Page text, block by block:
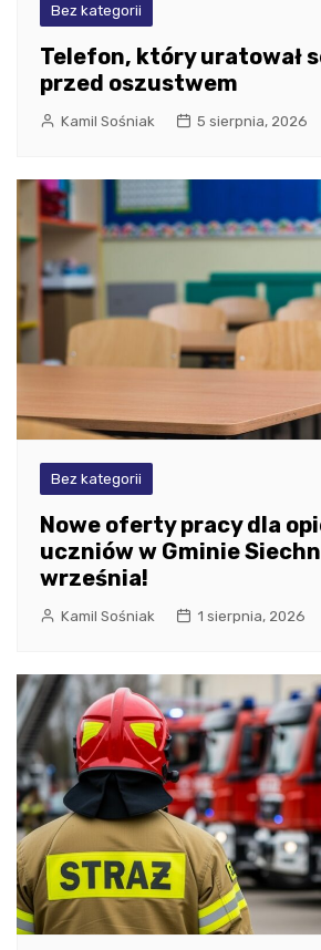
Bez kategorii
Telefon, który uratował
przed oszustwem
Kamil Sośniak 5 sierpnia, 2026
Bez kategorii
Nowe oferty pracy dla
uczniów w Gminie
września!
Kamil Sośniak 1 sierpnia, 2026